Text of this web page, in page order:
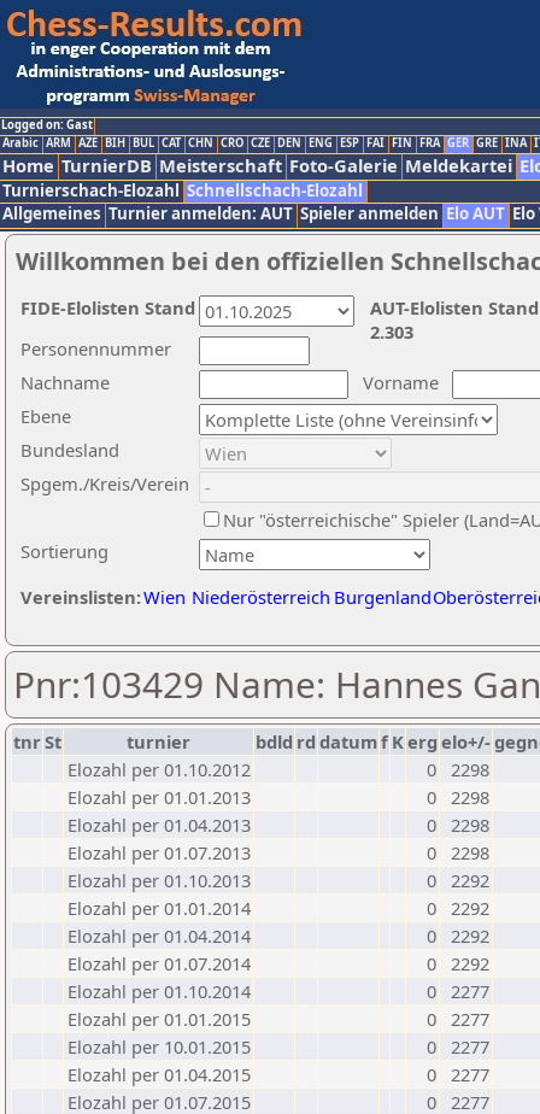
Logged on: Gast
Arabic ARM AZE BIH BUL CAT CHN CRO CZE DEN ENG ESP FAI FIN FRA GER GRE INA
Home TurnierDB Meisterschaft Foto-Galerie Meldekartei
Turnierschach-Elozahl Schnellschach-Elozahl
Allgemeines Turnier anmelden: AUT Spieler anmelden Elo AUT
Willkommen bei den offiziellen
Nachname
Vorname
Ebene
Sortierung
Personennummer
Bundesland
Spgem./Kreis/Verein
Nur "österreichische" Spieler
Vereinslisten:Wien Niederösterreich Burgenland
AUT-Elolisten
2.303
FIDE-Elolisten Stand
Pnr:103429 Name: Hannes
tnrSt turnier bdld rd datumf Kerg elo+/-
Elozahl per 01.10.2012
0 2298
Elozahl per 01.01.2013
0 2298
Elozahl per 01.04.2013
0 2298
Elozahl per 01.07.2013
0 2298
Elozahl per 01.10.2013
0 2292
Elozahl per 01.01.2014
0 2292
Elozahl per 01.04.2014
0 2292
Elozahl per 01.07.2014
0 2292
Elozahl per 01.10.2014
0 2277
Elozahl per 01.01.2015
0 2277
Elozahl per 10.01.2015
0 2277
Elozahl per 01.04.2015
0 2277
Elozahl per 01.07.2015
0 2277